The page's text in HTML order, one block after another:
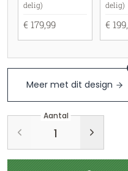
delig)
€ 179,99
delig)
€
Meer met dit design
Aantal